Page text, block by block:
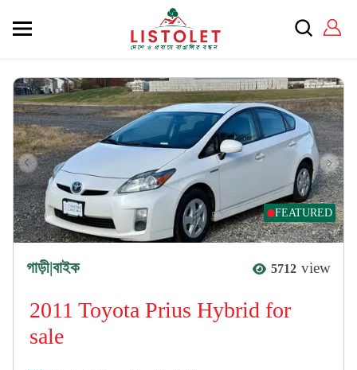
FEATURED
গাড়ী|বাইক 5712 view
2011 Toyota Prius Hybrid for
sale